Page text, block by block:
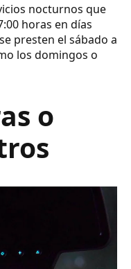
nocturnos que
horas en días
presten el sábado a
los domingos o
o